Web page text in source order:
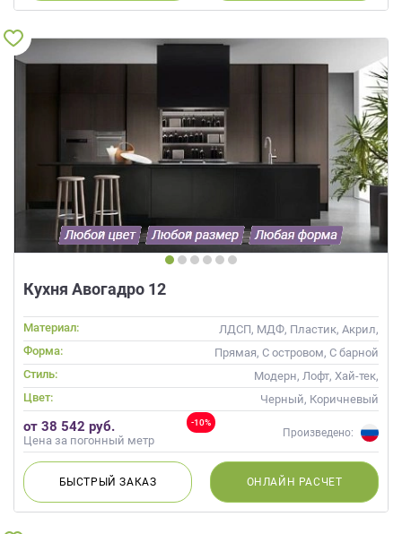
Кухня Авогадро 12
Материал:
ЛДСП, МДФ, Пластик, Акрил,
Пленка, Alvic / УФ лак,
Матовые, Эмаль, Шпон
Форма:
Прямая, С островом, С барной
стойкой
Стиль:
Модерн, Лофт, Хай-тек,
Современные
Цвет: Черный, Коричневый
-10%
от 38 542 руб.
Цена за погонный метр
Произведено:
БЫСТРЫЙЗАКАЗ ОНЛАЙН РАСЧЕТ